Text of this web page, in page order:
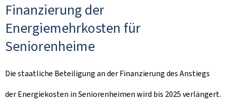
Finanzierung der
Energiemehrkosten für
Seniorenheime
Die staatliche Beteiligung an der Finanzierung des Anstiegs
der Energiekosten in Seniorenheimen wird bis 2025 verlängert.